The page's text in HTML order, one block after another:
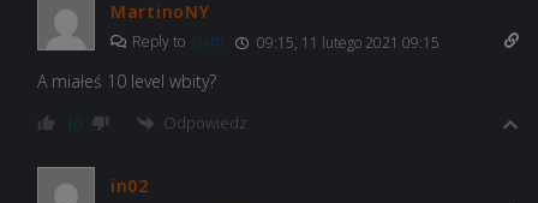
MartinoNY
Reply to Daro 09:15, 11 lutego 2021 09:15
A miałeś 10 level wbity?
10 Odpowiedz
in02